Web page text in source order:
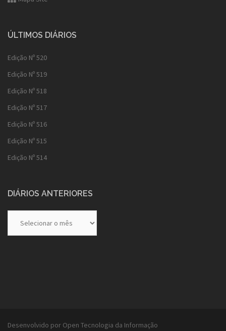
ÚLTIMOS DIÁRIOS
Edição Nº 520
Edição Nº 519
Edição Nº 518
Edição Nº 517
Edição Nº 516
Edição Nº 515
Edição Nº 514
DIÁRIOS ANTERIORES
Anteriores
Desenvolvido por Open Tecnologia da Informação